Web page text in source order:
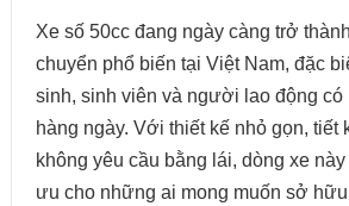
Xe số 50cc đang ngày càng trở
chuyển phổ biến tại Việt Nam, đặc
sinh, sinh viên và người lao động có
hàng ngày. Với thiết kế nhỏ gọn, tiết
không yêu cầu bằng lái, dòng xe
ưu cho những ai mong muốn sở